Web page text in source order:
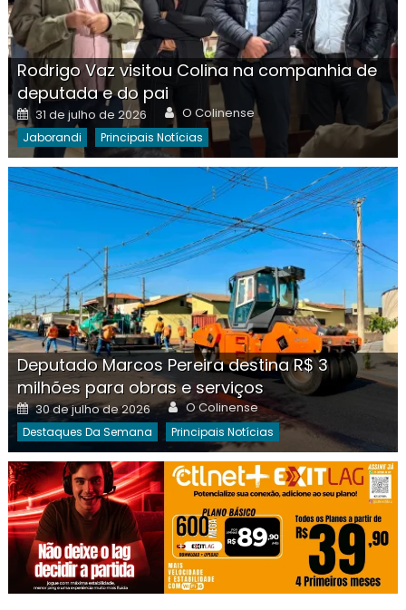
Rodrigo Vaz visitou Colina na companhia de
deputada e do pai
Posted
on
31 de julho de 2026 Author
O Colinense
Jaborandi Principais Notícias
Deputado Marcos Pereira destina R$ 3
milhões para obras e serviços
Posted
on
30 de julho de 2026 Author
O Colinense
Destaques Da Semana Principais Notícias